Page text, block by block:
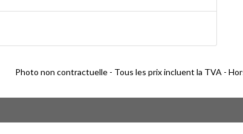
Photo non contractuelle - Tous les prix incluent la TVA -